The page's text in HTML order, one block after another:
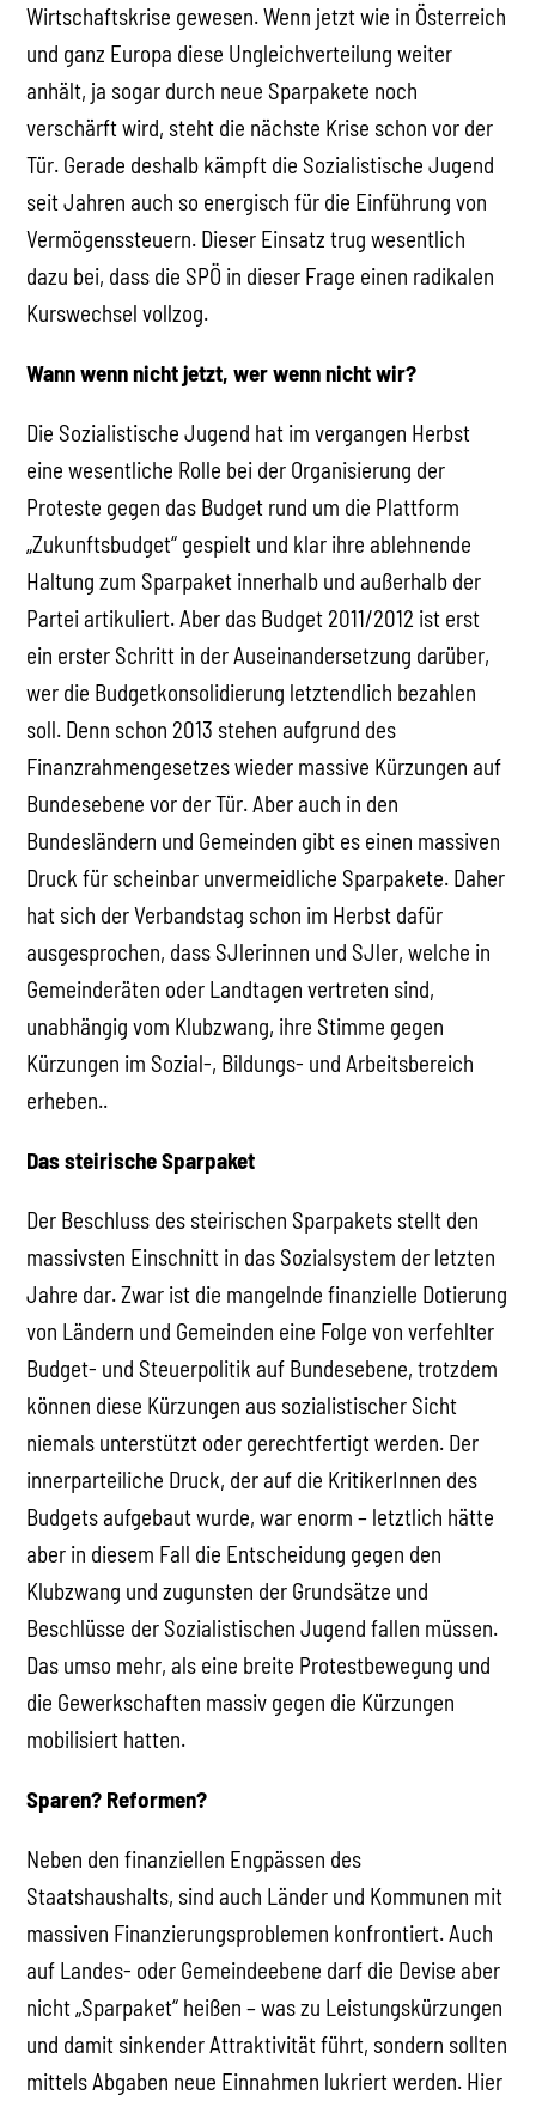
Wirtschaftskrise gewesen. Wenn jetzt wie in Österreich
und ganz Europa diese Ungleichverteilung weiter
anhält, ja sogar durch neue Sparpakete noch
verschärft wird, steht die nächste Krise schon vor der
Tür. Gerade deshalb kämpft die Sozialistische Jugend
seit Jahren auch so energisch für die Einführung von
Vermögenssteuern. Dieser Einsatz trug wesentlich
dazu bei, dass die SPÖ in dieser Frage einen radikalen
Kurswechsel vollzog.
Wann wenn nicht jetzt, wer wenn nicht wir?
Die Sozialistische Jugend hat im vergangen Herbst
eine wesentliche Rolle bei der Organisierung der
Proteste gegen das Budget rund um die Plattform
„Zukunftsbudget“ gespielt und klar ihre ablehnende
Haltung zum Sparpaket innerhalb und außerhalb der
Partei artikuliert. Aber das Budget 2011/2012 ist erst
ein erster Schritt in der Auseinandersetzung darüber,
wer die Budgetkonsolidierung letztendlich bezahlen
soll. Denn schon 2013 stehen aufgrund des
Finanzrahmengesetzes wieder massive Kürzungen auf
Bundesebene vor der Tür. Aber auch in den
Bundesländern und Gemeinden gibt es einen massiven
Druck für scheinbar unvermeidliche Sparpakete. Daher
hat sich der Verbandstag schon im Herbst dafür
ausgesprochen, dass SJlerinnen und SJler, welche in
Gemeinderäten oder Landtagen vertreten sind,
unabhängig vom Klubzwang, ihre Stimme gegen
Kürzungen im Sozial-, Bildungs- und Arbeitsbereich
erheben..
Das steirische Sparpaket
Der Beschluss des steirischen Sparpakets stellt den
massivsten Einschnitt in das Sozialsystem der letzten
Jahre dar. Zwar ist die mangelnde finanzielle Dotierung
von Ländern und Gemeinden eine Folge von verfehlter
Budget- und Steuerpolitik auf Bundesebene, trotzdem
können diese Kürzungen aus sozialistischer Sicht
niemals unterstützt oder gerechtfertigt werden. Der
innerparteiliche Druck, der auf die KritikerInnen des
Budgets aufgebaut wurde, war enorm – letztlich hätte
aber in diesem Fall die Entscheidung gegen den
Klubzwang und zugunsten der Grundsätze und
Beschlüsse der Sozialistischen Jugend fallen müssen.
Das umso mehr, als eine breite Protestbewegung und
die Gewerkschaften massiv gegen die Kürzungen
mobilisiert hatten.
Sparen? Reformen?
Neben den finanziellen Engpässen des
Staatshaushalts, sind auch Länder und Kommunen mit
massiven Finanzierungsproblemen konfrontiert. Auch
auf Landes- oder Gemeindeebene darf die Devise aber
nicht „Sparpaket“ heißen – was zu Leistungskürzungen
und damit sinkender Attraktivität führt, sondern sollten
mittels Abgaben neue Einnahmen lukriert werden. Hier